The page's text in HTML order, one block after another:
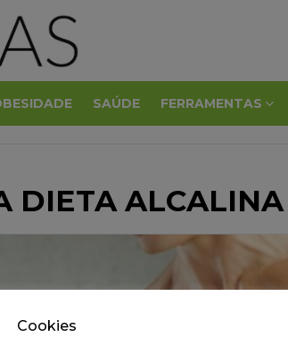
SAÚDE FERRAMENTAS
DIETA ALCALINA
Cookies